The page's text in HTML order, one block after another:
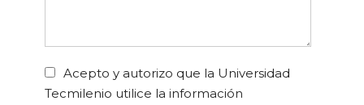
Acepto y autorizo que la Universidad
Tecmilenio utilice la información